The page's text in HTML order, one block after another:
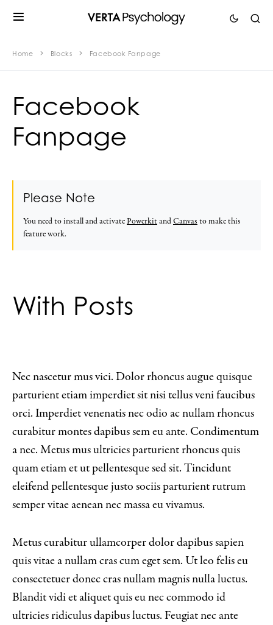
Home Blocks Facebook Fanpage
Facebook
Fanpage
Please Note
You need to install and activatePowerkitandCanvasto make this
feature work.
With Posts
Nec nascetur mus vici. Dolor rhoncus augue quisque
parturient etiam imperdiet sit nisi tellus veni faucibus
orci. Imperdiet venenatis nec odio ac nullam rhoncus
curabitur montes dapibus sem eu ante. Condimentum
a nec. Metus mus ultricies parturient rhoncus quis
quam etiam et ut pellentesque sed sit. Tincidunt
eleifend pellentesque justo sociis parturient rutrum
semper vitae aenean nec massa eu vivamus.
Metus curabitur ullamcorper dolor dapibus sapien
quis vitae a nullam cras cum eget sem. Ut leo felis eu
consectetuer donec cras nullam magnis nulla luctus.
Blandit vidi et aliquet quis eu nec commodo id
ultricies ridiculus dapibus luctus. Feugiat nec ante